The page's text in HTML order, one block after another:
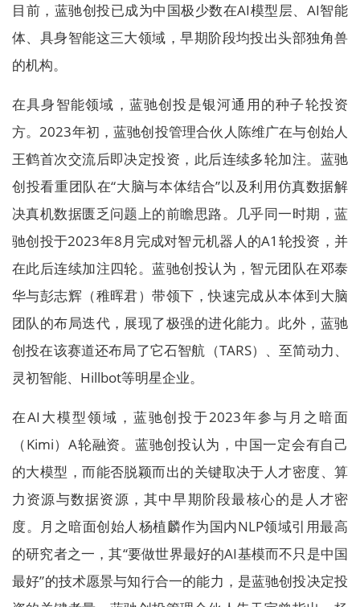
目前，蓝驰创投已成为中国极少数在AI模型层、AI智能
体、具身智能这三大领域，早期阶段均投出头部独角兽
的机构。
在具身智能领域，蓝驰创投是银河通用的种子轮投资
方。2023年初，蓝驰创投管理合伙人陈维广在与创始人
王鹤首次交流后即决定投资，此后连续多轮加注。蓝驰
创投看重团队在“大脑与本体结合”以及利用仿真数据解
决真机数据匮乏问题上的前瞻思路。几乎同一时期，蓝
驰创投于2023年8月完成对智元机器人的A1轮投资，并
在此后连续加注四轮。蓝驰创投认为，智元团队在邓泰
华与彭志辉（稚晖君）带领下，快速完成从本体到大脑
团队的布局迭代，展现了极强的进化能力。此外，蓝驰
创投在该赛道还布局了它石智航（TARS）、至简动力、
灵初智能、Hillbot等明星企业。
在AI大模型领域，蓝驰创投于2023年参与月之暗面
（Kimi）A轮融资。蓝驰创投认为，中国一定会有自己
的大模型，而能否脱颖而出的关键取决于人才密度、算
力资源与数据资源，其中早期阶段最核心的是人才密
度。月之暗面创始人杨植麟作为国内NLP领域引用最高
的研究者之一，其“要做世界最好的AI基模而不只是中国
最好”的技术愿景与知行合一的能力，是蓝驰创投决定投